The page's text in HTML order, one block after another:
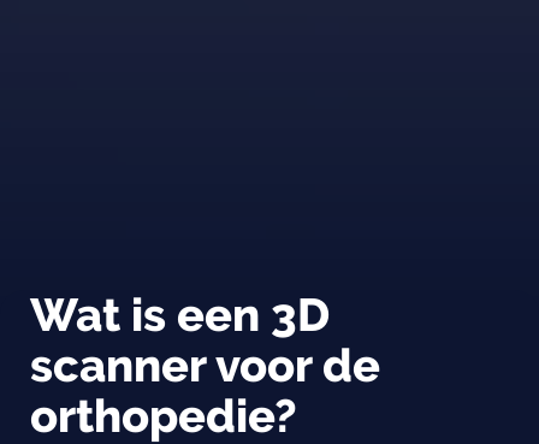
Wat is een 3D
scanner voor de
orthopedie?